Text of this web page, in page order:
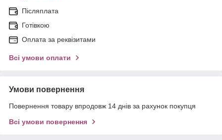
Післяплата
Готівкою
Оплата за реквізитами
Всі умови оплати
Умови повернення
Повернення товару впродовж 14 днів за рахунок покупця
Всі умови повернення